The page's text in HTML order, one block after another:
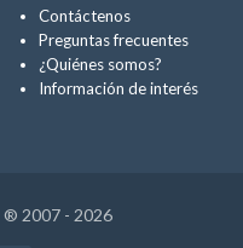
Contáctenos
Preguntas frecuentes
¿Quiénes somos?
Información de interés
® 2007 - 2026